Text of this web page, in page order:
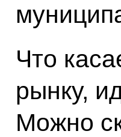
Что
рынку,
Можно